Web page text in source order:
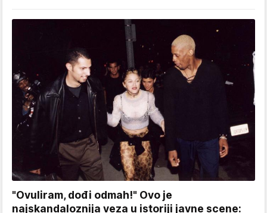
"Ovuliram, dođi odmah!" Ovo je
najskandaloznija veza u istoriji javne scene: